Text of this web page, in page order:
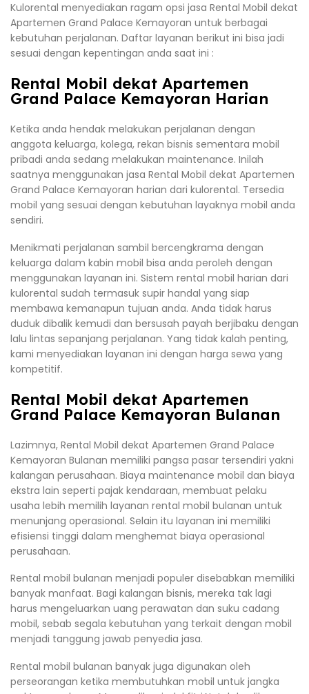
Kulorental menyediakan ragam opsi jasa Rental Mobil dekat
Apartemen Grand Palace Kemayoran untuk berbagai
kebutuhan perjalanan. Daftar layanan berikut ini bisa jadi
sesuai dengan kepentingan anda saat ini :
Rental Mobil dekat Apartemen
Grand Palace Kemayoran Harian
Ketika anda hendak melakukan perjalanan dengan
anggota keluarga, kolega, rekan bisnis sementara mobil
pribadi anda sedang melakukan maintenance. Inilah
saatnya menggunakan jasa Rental Mobil dekat Apartemen
Grand Palace Kemayoran harian dari kulorental. Tersedia
mobil yang sesuai dengan kebutuhan layaknya mobil anda
sendiri.
Menikmati perjalanan sambil bercengkrama dengan
keluarga dalam kabin mobil bisa anda peroleh dengan
menggunakan layanan ini. Sistem rental mobil harian dari
kulorental sudah termasuk supir handal yang siap
membawa kemanapun tujuan anda. Anda tidak harus
duduk dibalik kemudi dan bersusah payah berjibaku dengan
lalu lintas sepanjang perjalanan. Yang tidak kalah penting,
kami menyediakan layanan ini dengan harga sewa yang
kompetitif.
Rental Mobil dekat Apartemen
Grand Palace Kemayoran Bulanan
Lazimnya, Rental Mobil dekat Apartemen Grand Palace
Kemayoran Bulanan memiliki pangsa pasar tersendiri yakni
kalangan perusahaan. Biaya maintenance mobil dan biaya
ekstra lain seperti pajak kendaraan, membuat pelaku
usaha lebih memilih layanan rental mobil bulanan untuk
menunjang operasional. Selain itu layanan ini memiliki
efisiensi tinggi dalam menghemat biaya operasional
perusahaan.
Rental mobil bulanan menjadi populer disebabkan memiliki
banyak manfaat. Bagi kalangan bisnis, mereka tak lagi
harus mengeluarkan uang perawatan dan suku cadang
mobil, sebab segala kebutuhan yang terkait dengan mobil
menjadi tanggung jawab penyedia jasa.
Rental mobil bulanan banyak juga digunakan oleh
perseorangan ketika membutuhkan mobil untuk jangka